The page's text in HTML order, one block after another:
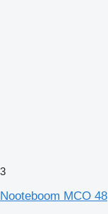
3
Nooteboom MCO 48